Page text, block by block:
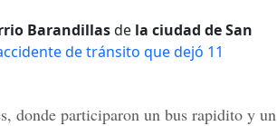
Barandillasde la ciudad de San
de tránsito que dejó 11
donde participaron un bus rapidito y un